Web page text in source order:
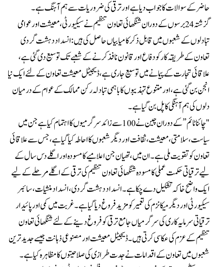
حاضر کے سوالات کا جواب دیا ہے اور ترقی کی ضروریات سے ہم آہنگ ہے ۔
گزشتہ 24 برسوں کے دوران شنگھائی تعاون تنظیم نے سیکیورٹی، معیشت اور عوامی
تبادلوں کے شعبوں میں قابل ذکر کامیابیاں حاصل کی ہیں: انسداد دہشت گردی
تعاون کے طریقہ کار کو دفاع اور قانون نافذ کرنے کے شعبے تک توسیع دی گئی ہے،
علاقائی تجارت کے پیمانے میں توسیع جاری ہے، ڈیجیٹل معیشت تعاون کے لئے ایک نیا
انجن بن گئی ہے،اور متنوع تہذیبوں کا باہمی تبادلہ رکن ممالک کے عوام کے درمیان
دلوں کی ہم آہنگی کا پل بن گیا ہے ۔
"چائنا ٹائم” کے دوران چین نے 100 سے زائد سرگرمیوں کا اہتمام کیا ہے جن میں
سیاست، سلامتی، معیشت، ثقافت اور دیگر شعبوں کا احاطہ کیا گیا ہے، جس سے علاقائی
تعاون کو تقویت ملی ہے۔ ان میں، تھیان جن اعلامیے کا مسودہ اور اگلے دس سال کے
لیے ترقیاتی حکمت عملی کا مسودہ شنگھائی تعاون تنظیم کی ترقی کے اگلے مرحلے کے لیے
ایک واضح خاکہ تشکیل دے چکا ہے۔ انسداد دہشت گردی، انسداد منشیات، سائبر
سیکیورٹی اور دیگر میکانزم کی تعمیر کو مزید فروغ دیا گیا ہے۔ غربت میں کمی اور پائیدار
ترقیاتی سرمایہ کاری کی سرگرمیاں جامع ترقی کو فروغ دینے کے لئے شنگھائی تعاون
تنظیم کے عزم کی عکاسی کرتی ہیں۔ ڈیجیٹل معیشت اور مصنوعی ذہانت جیسے جدید ترین
شعبوں میں تعاون کے اقدامات نے جدت طرازی کی صلاحیتوں کا مظاہرہ کیا ہے ۔